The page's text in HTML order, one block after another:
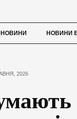
НОВИНИ НОВИНИ
2026